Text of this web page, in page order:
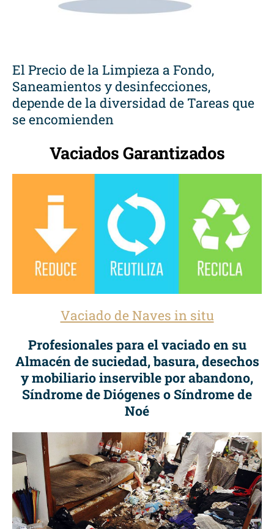
El Precio de la Limpieza a Fondo,
Saneamientos y desinfecciones,
depende de la diversidad de Tareas que
se encomienden
Vaciados Garantizados
Vaciado de Naves in situ
Profesionales para el vaciado en su
Almacén de suciedad, basura, desechos
y mobiliario inservible por abandono,
Síndrome de Diógenes o Síndrome de
Noé